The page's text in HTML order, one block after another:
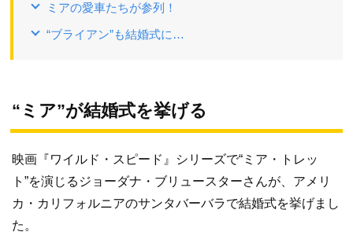
ミアの愛車たちが参列！
“ブライアン”も結婚式に…
“ミア”が結婚式を挙げる
映画『ワイルド・スピード』シリーズで“ミア・トレッ
ト”を演じるジョーダナ・ブリュースターさんが、アメリ
カ・カリフォルニアのサンタバーバラで結婚式を挙げまし
た。